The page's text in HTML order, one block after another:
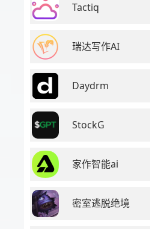
Tactiq
瑞达写作AI
Daydrm
StockG
家作智能ai
密室逃脱绝境